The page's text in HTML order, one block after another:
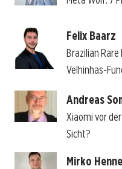
Felix Baarz
Brazilian
Velhinhas-
Andreas
Xiaomi vor
Sicht?
Mirko